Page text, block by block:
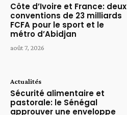
Côte d’Ivoire et France: deux
conventions de 23 milliards
FCFA pour le sport et le
métro d’Abidjan
août 7, 2026
Actualités
Sécurité alimentaire et
pastorale: le Sénégal
approuver une enveloppe